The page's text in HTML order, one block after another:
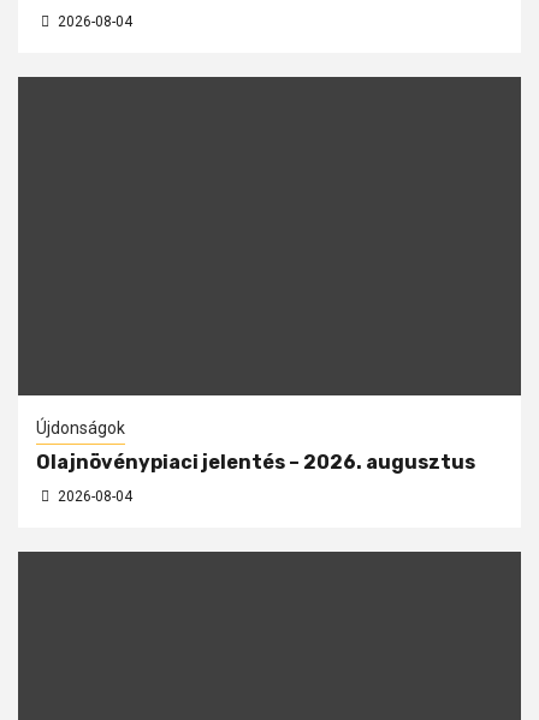
2026-08-04
Újdonságok
Olajnövénypiaci jelentés – 2026. augusztus
2026-08-04